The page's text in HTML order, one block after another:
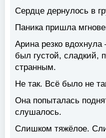
Сердце дернулось в
Паника пришла
Арина резко
был густой, сладкий,
странным.
Не так. Всё было не
Она попыталась
слушалось.
Слишком тяжёлое.